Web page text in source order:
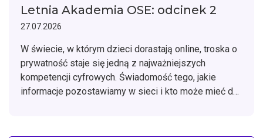
Letnia Akademia OSE: odcinek 2
27.07.2026
W świecie, w którym dzieci dorastają online, troska o
prywatność staje się jedną z najważniejszych
kompetencji cyfrowych. Świadomość tego, jakie
informacje pozostawiamy w sieci i kto może mieć do